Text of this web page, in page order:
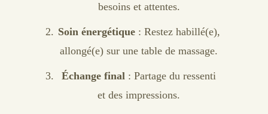
besoins et attentes.
Soin énergétique: Restez habillé(e),
allongé(e) sur une table de massage.
Échange final : Partage du ressenti
et des impressions.